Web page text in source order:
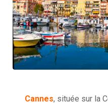
Cannes, située sur la